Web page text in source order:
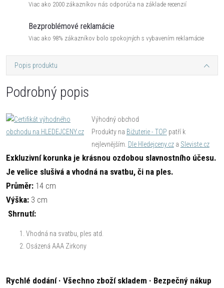
Viac ako 2000 zákazníkov nás odporúča na základe recenzií
Bezproblémové reklamácie
Viac ako 98% zákazníkov bolo spokojných s vybavením reklamácie
Popis produktu
Podrobný popis
Výhodný obchod
Produkty na Bižuterie - TOP patří k
nejlevnějším. Dle Hledejceny.cza Sleviste.cz
Exkluzivní korunka je krásnou ozdobou slavnostního účesu.
Je velice slušivá a vhodná na svatbu, či na ples.
Průměr: 14 cm
Výška: 3 cm
Shrnutí:
Vhodná na svatbu, ples atd.
Osázená AAA Zirkony
Rychlé dodání · Všechno zboží skladem · Bezpečný nákup